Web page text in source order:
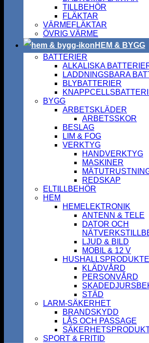
TILLBEHÖR
FLÄKTAR
VÄRMEFLÄKTAR
ÖVRIG VÄRME
HEM & BYGG
BATTERIER
ALKALISKA
LADDNINGSBARA
BLYBATTERIER
BYGG
ARBETSKLÄDER
ARBETSSKOR
BESLAG
LIM & FOG
VERKTYG
HANDVERKTYG
MASKINER
REDSKAP
ELTILLBEHÖR
HEM
HEMELEKTRONIK
ANTENN & TELE
DATOR OCH
LJUD & BILD
MOBIL & 12 V
KLÄDVÅRD
PERSONVÅRD
STÄD
LARM-SÄKERHET
BRANDSKYDD
LÅS OCH PASSAGE
SPORT & FRITID